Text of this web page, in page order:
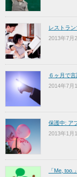
レストラ
2013年7月
６ヶ月で
2014年7月
保護中: ア
2013年1月
「Me,